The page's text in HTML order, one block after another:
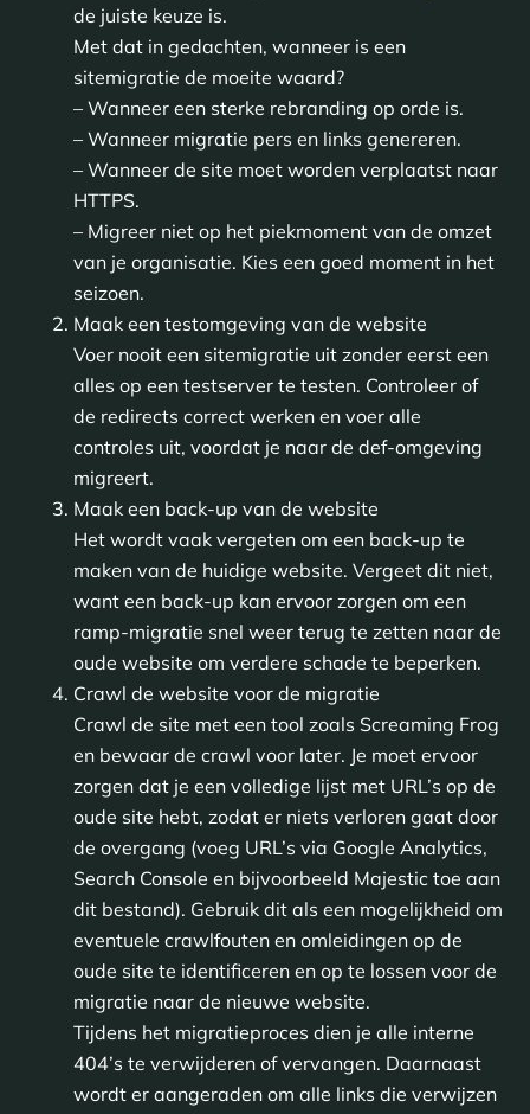
de juiste keuze is.
Met dat in gedachten, wanneer is een
sitemigratie de moeite waard?
– Wanneer een sterke rebranding op orde is.
– Wanneer migratie pers en links genereren.
– Wanneer de site moet worden verplaatst naar
HTTPS.
– Migreer niet op het piekmoment van de omzet
van je organisatie. Kies een goed moment in het
seizoen.
Maak een testomgeving van de website
Voer nooit een sitemigratie uit zonder eerst een
alles op een testserver te testen. Controleer of
de redirects correct werken en voer alle
controles uit, voordat je naar de def-omgeving
migreert.
Maak een back-up van de website
Het wordt vaak vergeten om een back-up te
maken van de huidige website. Vergeet dit niet,
want een back-up kan ervoor zorgen om een
ramp-migratie snel weer terug te zetten naar de
oude website om verdere schade te beperken.
Crawl de website voor de migratie
Crawl de site met een tool zoals Screaming Frog
en bewaar de crawl voor later. Je moet ervoor
zorgen dat je een volledige lijst met URL’s op de
oude site hebt, zodat er niets verloren gaat door
de overgang (voeg URL’s via Google Analytics,
Search Console en bijvoorbeeld Majestic toe aan
dit bestand). Gebruik dit als een mogelijkheid om
eventuele crawlfouten en omleidingen op de
oude site te identificeren en op te lossen voor de
migratie naar de nieuwe website.
Tijdens het migratieproces dien je alle interne
404’s te verwijderen of vervangen. Daarnaast
wordt er aangeraden om alle links die verwijzen